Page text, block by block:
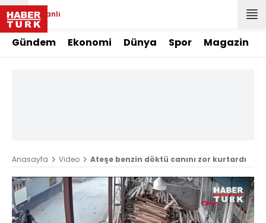
Canlı
Gündem Ekonomi Dünya Spor Magazin
Anasayfa Video Ateşe benzin döktü canını zor kurtardı